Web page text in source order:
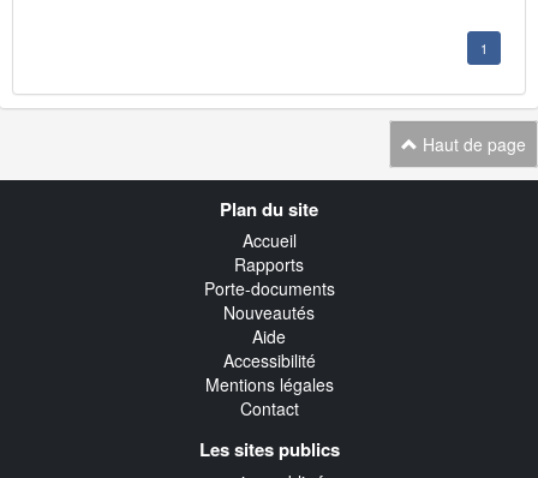
1
Haut de page
Plan du site
Accueil
Rapports
Porte-documents
Nouveautés
Aide
Accessibilité
Mentions légales
Contact
Les sites publics